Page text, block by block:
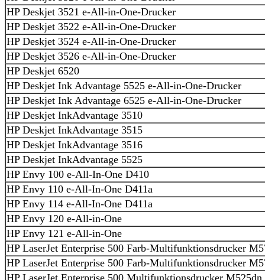
HP Deskjet 3521 e-All-in-One-Drucker
HP Deskjet 3522 e-All-in-One-Drucker
HP Deskjet 3524 e-All-in-One-Drucker
HP Deskjet 3526 e-All-in-One-Drucker
HP Deskjet 6520
HP Deskjet Ink Advantage 5525 e-All-in-One-Drucker
HP Deskjet Ink Advantage 6525 e-All-in-One-Drucker
HP Deskjet InkAdvantage 3510
HP Deskjet InkAdvantage 3515
HP Deskjet InkAdvantage 3516
HP Deskjet InkAdvantage 5525
HP Envy 100 e-All-In-One D410
HP Envy 110 e-All-In-One D411a
HP Envy 114 e-All-In-One D411a
HP Envy 120 e-All-in-One
HP Envy 121 e-All-in-One
HP LaserJet Enterprise 500 Farb-Multifunktionsdrucker
HP LaserJet Enterprise 500 Farb-Multifunktionsdrucker
HP LaserJet Enterprise 500 Multifunktionsdrucker M525dn